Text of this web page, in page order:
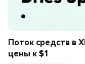
Поток средств в
цены к $1